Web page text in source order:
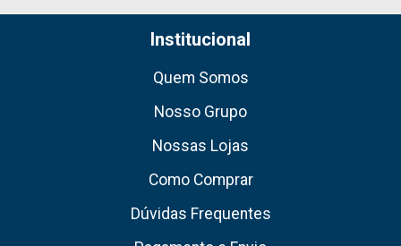
Institucional
Quem Somos
Nosso Grupo
Nossas Lojas
Como Comprar
Dúvidas Frequentes